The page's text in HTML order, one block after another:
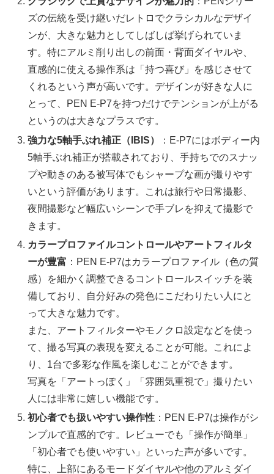
ズの伝統を受け継いだレトロでクラシカルなデザイ
ンが、大きな魅力としてしばしば挙げられていま
す。特にアルミ削り出しの前面・背面ダイヤルや、
直感的に使える操作系は「持つ喜び」を感じさせて
くれるという声が高いです。デザインが好きな人に
とって、PEN E-P7を持つだけでテンションが上がる
というのは大きなプラスです。
強力な5軸手ぶれ補正（IBIS）
：E-P7にはボディー内
5軸手ぶれ補正が搭載されており、手持ちでのスナッ
プや動きのある被写体でもシャープな画が撮りやす
いという評価があります。これは旅行や日常撮影、
夜間撮影など幅広いシーンで手ブレを抑えて撮影で
きます。
カラープロファイルコントロールやアートフィルタ
ーが豊富 ：PEN E-P7はカラープロファイル（色の質
感）を細かく調整できるコントロールスイッチを装
備しており、自分好みの発色にこだわりたい人にと
って大きな魅力です。
また、アートフィルターやモノクロ設定などを使っ
て、撮る写真の表現を変えることが可能。これによ
り、1台で多彩な作風を楽しむことができます。
写真を「アートっぽく」「雰囲気重視で」撮りたい
人には非常に嬉しい機能です。
初心者でも扱いやすい操作性 ：PEN E-P7は操作がシ
ンプルで直感的です。レビューでも「操作が簡単」
「初心者でも使いやすい」といった声が多いです。
特に、上部にあるモードダイヤルや他のアルミダイ